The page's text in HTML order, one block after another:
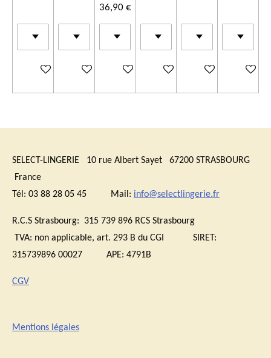
Ajouter au panierAjouter au panier
36,90 €
Ajouter au panierAjouter au panierAjouter au panier
Ajouter
SELECT-LINGERIE 10 rue Albert Sayet 67200 STRASBOURG
France
Tél: 03 88 28 05 45 Mail: info@selectlingerie.fr
R.C.S Strasbourg: 315 739 896 RCS Strasbourg
TVA: non applicable, art. 293 B du CGI SIRET:
315739896 00027 APE: 4791B
CGV
Mentions légales